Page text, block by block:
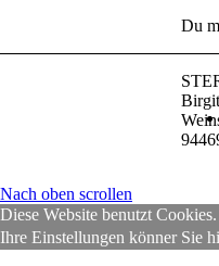
Du
Nach oben scrollen
Diese Website benutzt
Ihre Einstellungen könner Sie